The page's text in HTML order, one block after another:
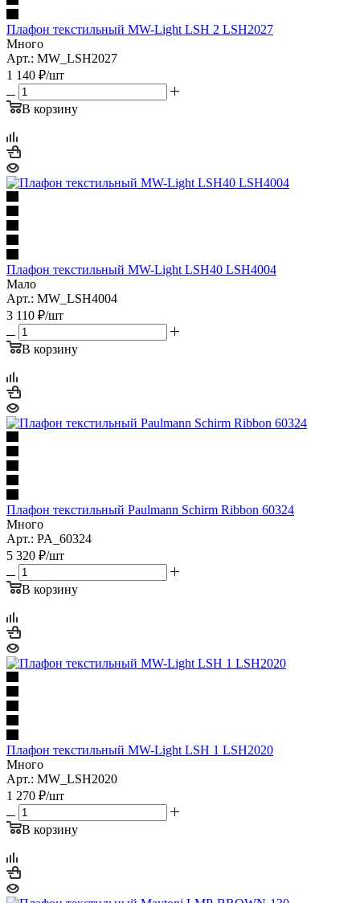
Плафон текстильный MW-Light LSH 2 LSH2027
Много
Арт.: MW_LSH2027
1 140 ₽/шт
В корзину
Плафон текстильный MW-Light LSH40 LSH4004
Мало
Арт.: MW_LSH4004
3 110 ₽/шт
В корзину
Плафон текстильный Paulmann Schirm Ribbon 60324
Много
Арт.: PA_60324
5 320 ₽/шт
В корзину
Плафон текстильный MW-Light LSH 1 LSH2020
Много
Арт.: MW_LSH2020
1 270 ₽/шт
В корзину